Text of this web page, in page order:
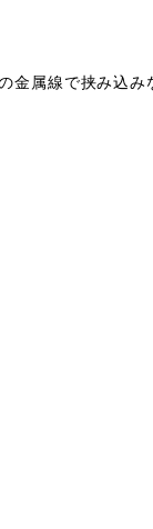
金属線で挟み込み